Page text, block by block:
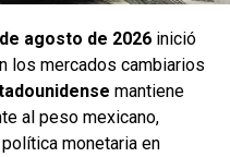
convierte en aliadas
los ecosistemas y el
agosto de 2026inició
los mercados cambiarios
mantiene
al peso mexicano,
monetaria en